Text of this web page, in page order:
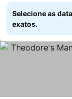
Selecione as
exatos.